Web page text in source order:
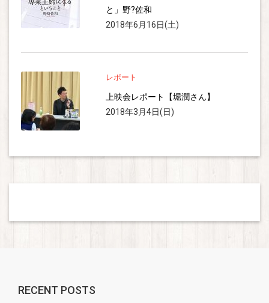
と」野?佐和
2018年6月16日(土)
レポート
上映会レポート【堀潤さん】
2018年3月4日(日)
RECENT POSTS